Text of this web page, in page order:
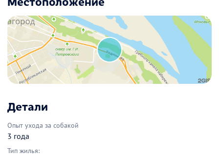
Детали
Опыт ухода за собакой
3 года
Тип жилья: